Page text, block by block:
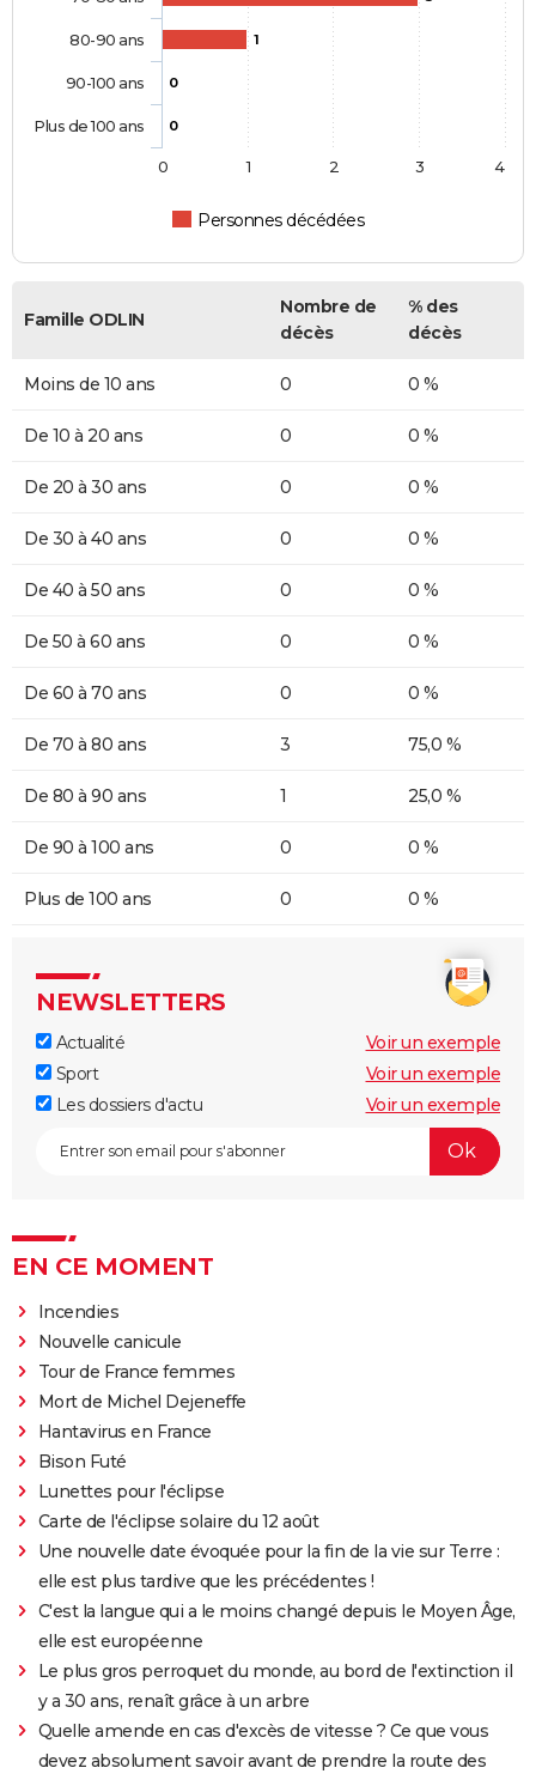
1
0
0
Personnes décédées
80-90 ans
90-100 ans
Plus de 100 ans
0 1 2 3 4
Famille ODLIN
Nombre de
décès
% des
décès
Moins de 10 ans 0 0 %
De 10 à 20 ans 0 0 %
De 20 à 30 ans 0 0 %
De 30 à 40 ans 0 0 %
De 40 à 50 ans 0 0 %
De 50 à 60 ans 0 0 %
De 60 à 70 ans 0 0 %
De 70 à 80 ans 3 75,0 %
De 80 à 90 ans 1 25,0 %
De 90 à 100 ans 0 0 %
Plus de 100 ans 0 0 %
NEWSLETTERS
Actualité
Voir un exemple
Sport
Voir un exemple
Les dossiers d'actu
Voir un exemple
EN CE MOMENT
Incendies
Nouvelle canicule
Tour de France femmes
Mort de Michel Dejeneffe
Hantavirus en France
Bison Futé
Lunettes pour l'éclipse
Carte de l'éclipse solaire du 12 août
Une nouvelle date évoquée pour la fin de la vie sur Terre :
elle est plus tardive que les précédentes !
C'est la langue qui a le moins changé depuis le Moyen Âge,
elle est européenne
Le plus gros perroquet du monde, au bord de l'extinction il
y a 30 ans, renaît grâce à un arbre
Quelle amende en cas d'excès de vitesse ? Ce que vous
devez absolument savoir avant de prendre la route des